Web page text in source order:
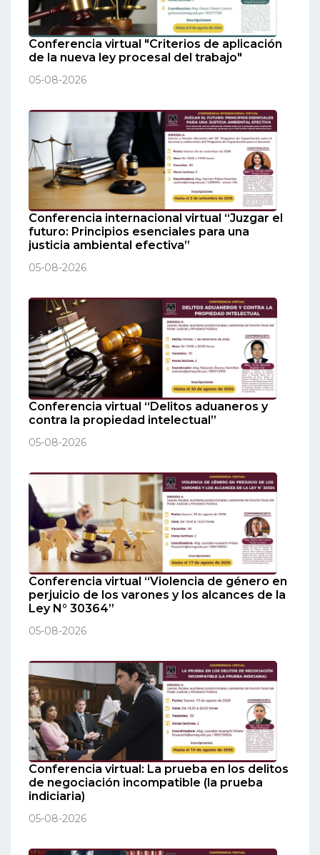
Conferencia virtual "Criterios de aplicación
de la nueva ley procesal del trabajo"
05-08-2026
Conferencia internacional virtual “Juzgar el
futuro: Principios esenciales para una
justicia ambiental efectiva”
05-08-2026
Conferencia virtual “Delitos aduaneros y
contra la propiedad intelectual”
05-08-2026
Conferencia virtual “Violencia de género en
perjuicio de los varones y los alcances de la
Ley N° 30364”
05-08-2026
Conferencia virtual: La prueba en los delitos
de negociación incompatible (la prueba
indiciaria)
05-08-2026